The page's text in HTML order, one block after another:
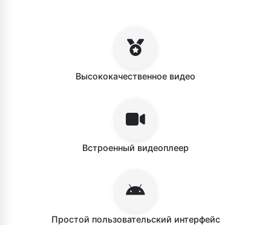
Высококачественное видео
Встроенный видеоплеер
Простой пользовательский интерфейс